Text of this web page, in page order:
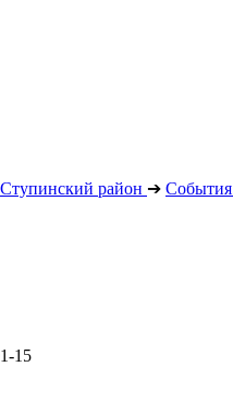
Ступинский район ➔ События
15